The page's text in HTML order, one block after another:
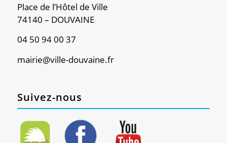
Place de l’Hôtel de Ville
74140 – DOUVAINE
04 50 94 00 37
mairie@ville-douvaine.fr
Suivez-nous